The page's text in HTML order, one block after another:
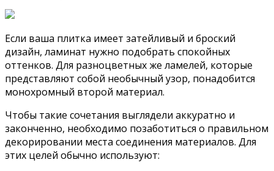
Если ваша плитка имеет затейливый и броский
дизайн, ламинат нужно подобрать спокойных
оттенков. Для разноцветных же ламелей, которые
представляют собой необычный узор, понадобится
монохромный второй материал.
Чтобы такие сочетания выглядели аккуратно и
законченно, необходимо позаботиться о правильном
декорировании места соединения материалов. Для
этих целей обычно используют: